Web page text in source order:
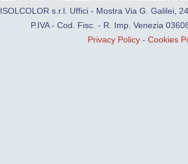
ISOLCOLOR s.r.l. Uffici - Mostra Via G. Galilei,
P.IVA - Cod. Fisc. - R. Imp. Venezia
Privacy Policy -Cookies